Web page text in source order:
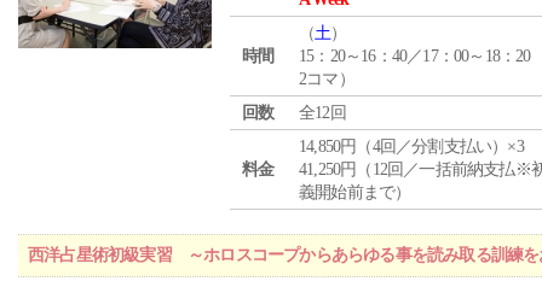
時間
（土）
15：20～16：40／17：00～18：20
2コマ）
回数
全12回
料金
14,850円（4回／分割支払い）×3
41,250円（12回／一括前納支払※
義開始前まで）
西洋占星術初級実習 ～ホロスコープからあらゆる事を読み取る訓練を